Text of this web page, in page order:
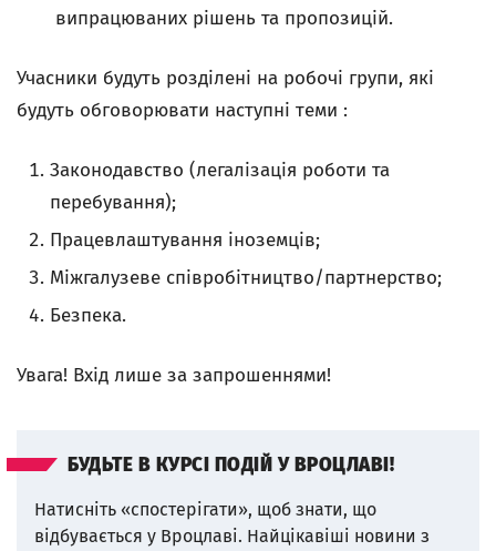
випрацюваних рішень та пропозицій.
Учасники будуть розділені на робочі групи, які
будуть обговорювати наступні теми :
Законодавство (легалізація роботи та
перебування);
Працевлаштування іноземців;
Міжгалузеве співробітництво/партнерство;
Безпека.
Увага! Вхід лише за запрошеннями!
БУДЬТЕ В КУРСІ ПОДІЙ У ВРОЦЛАВІ!
Натисніть «спостерігати», щоб знати, що
відбувається у Вроцлаві. Найцікавіші новини з